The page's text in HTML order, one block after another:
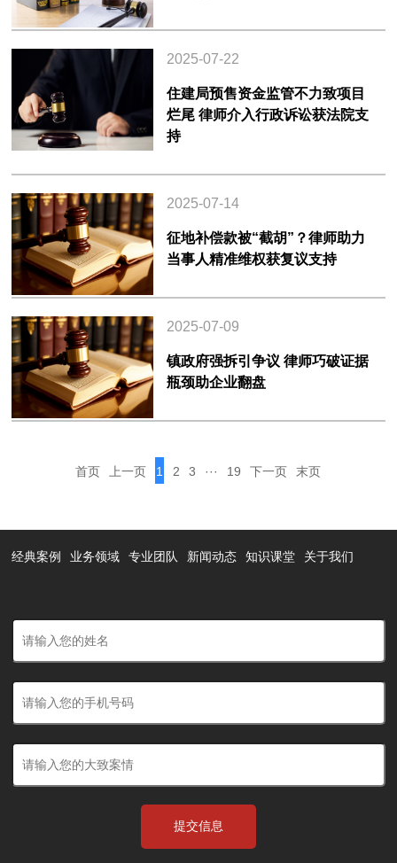
2025-07-22
住建局预售资金监管不力致项目
烂尾 律师介入行政诉讼获法院支
持
2025-07-14
征地补偿款被“截胡”？律师助力
当事人精准维权获复议支持
2025-07-09
镇政府强拆引争议 律师巧破证据
瓶颈助企业翻盘
首页 上一页 1 2 3 ··· 19 下一页 末页
经典案例 业务领域 专业团队 新闻动态 知识课堂 关于我们
提交信息